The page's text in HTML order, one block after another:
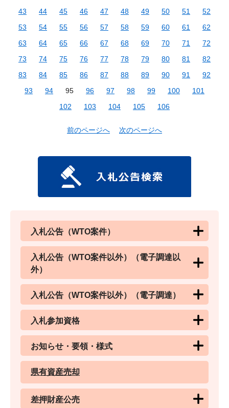
43
44 45 46 47 48 49 50 51
52
53
54 55 56 57 58 59 60 61
62
63
64 65 66 67 68 69 70 71
72
73
74 75 76 77 78 79 80 81
82
83
84 85 86 87 88 89 90 91
92
93
94 95 96 97 98 99 100
101
102
103 104 105 106
前のページへ 次のページへ
入札公告（WTO案件）
入札公告（WTO案件以外）（電子調達以
外）
入札公告（WTO案件以外）（電子調達）
入札参加資格
お知らせ・要領・様式
県有資産売却
差押財産公売